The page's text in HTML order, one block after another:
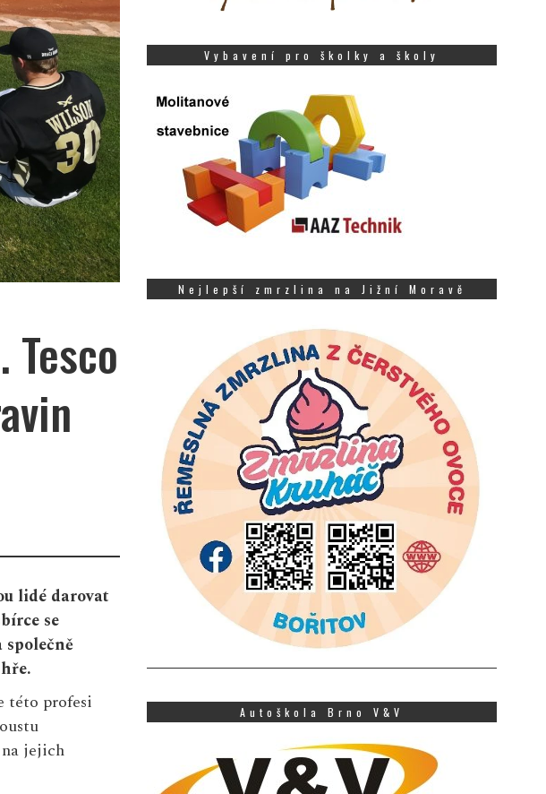
lidé darovat
se
této profesi
jejich
Vybavení pro školky a školy
Nejlepší zmrzlina na Jižní Moravě
Autoškola Brno V&V